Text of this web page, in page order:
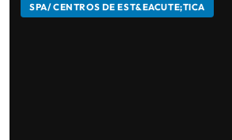
SPA/ CENTROS DE EST&EACUTE;TICA